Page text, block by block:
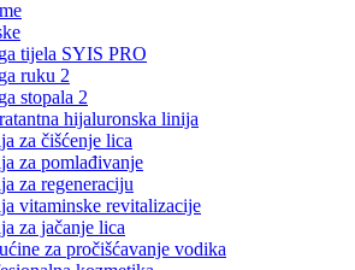
tijela SYIS PRO
ruku 2
stopala 2
hijaluronska linija
za čišćenje lica
za pomlađivanje
za regeneraciju
vitaminske revitalizacije
za jačanje lica
za pročišćavanje vodika